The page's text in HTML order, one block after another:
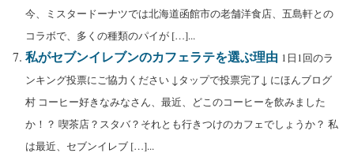
今、ミスタードーナツでは北海道函館市の老舗洋食店、五島軒との
コラボで、多くの種類のパイが […]...
私がセブンイレブンのカフェラテを選ぶ理由 1日1回のラ
ンキング投票にご協力ください ↓タップで投票完了↓ にほんブログ
村 コーヒー好きなみなさん、最近、どこのコーヒーを飲みました
か！？ 喫茶店？スタバ？それとも行きつけのカフェでしょうか？ 私
は最近、セブンイレブ […]...